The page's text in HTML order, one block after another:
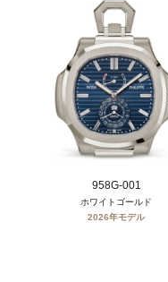
958G-001
ホワイトゴールド
2026年モデル